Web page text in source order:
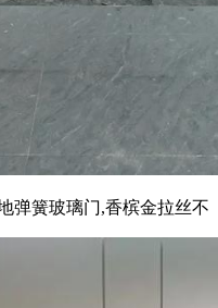
弹簧玻璃门,香槟金拉丝不